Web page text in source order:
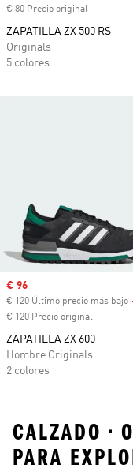
€ 80 Precio original
ZAPATILLA ZX 500 RS
Originals
5 colores
Precio de venta
€ 96
€ 120 Último precio más bajo
€ 120 Precio original
ZAPATILLA ZX 600
Hombre Originals
2 colores
CALZADO •
PARA